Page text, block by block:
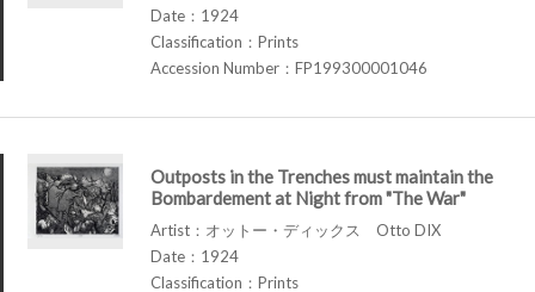
Date：1924
Classification：Prints
Accession Number：FP199300001046
Outposts in the Trenches must maintain the
Bombardement at Night from "The War"
Artist：オットー・ディックス Otto DIX
Date：1924
Classification：Prints